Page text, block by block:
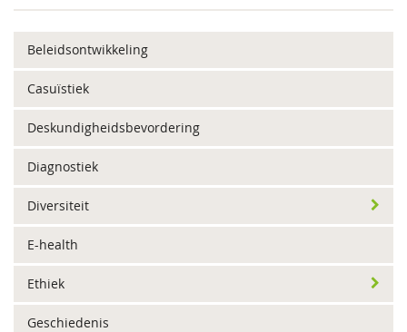
Beleidsontwikkeling
Casuïstiek
Deskundigheidsbevordering
Diagnostiek
Diversiteit
E-health
Ethiek
Geschiedenis